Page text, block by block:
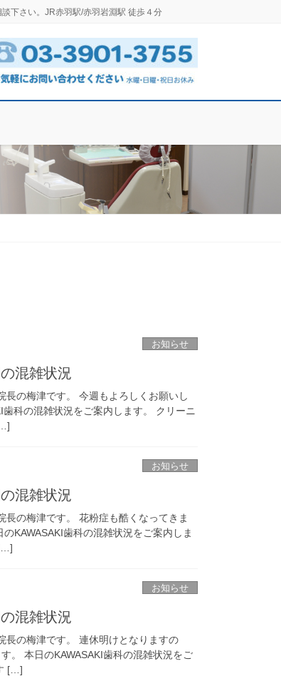
下さい。JR赤羽駅/赤羽岩淵駅 徒歩４分
お知らせ
混雑状況
の梅津です。 今週もよろしくお願いし
科の混雑状況をご案内します。 クリーニ
お知らせ
混雑状況
の梅津です。 花粉症も酷くなってきま
KAWASAKI歯科の混雑状況をご案内しま
お知らせ
混雑状況
の梅津です。 連休明けとなりますの
。 本日のKAWASAKI歯科の混雑状況をご
[…]